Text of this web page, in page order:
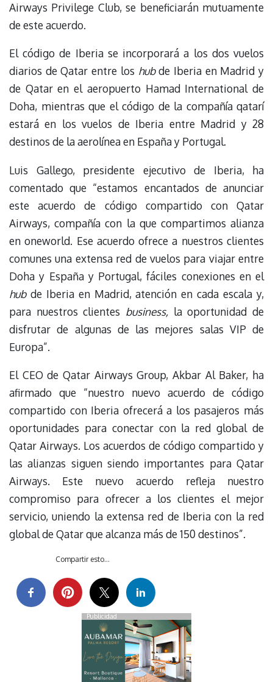
Airways Privilege Club, se beneficiarán mutuamente
de este acuerdo.
El código de Iberia se incorporará a los dos vuelos
diarios de Qatar entre los hubde Iberia en Madrid y
de Qatar en el aeropuerto Hamad International de
Doha, mientras que el código de la compañía qatarí
estará en los vuelos de Iberia entre Madrid y 28
destinos de la aerolínea en España y Portugal.
Luis Gallego, presidente ejecutivo de Iberia, ha
comentado que “estamos encantados de anunciar
este acuerdo de código compartido con Qatar
Airways, compañía con la que compartimos alianza
en oneworld. Ese acuerdo ofrece a nuestros clientes
comunes una extensa red de vuelos para viajar entre
Doha y España y Portugal, fáciles conexiones en el
hubde Iberia en Madrid, atención en cada escala y,
para nuestros clientes business, la oportunidad de
disfrutar de algunas de las mejores salas VIP de
Europa”.
El CEO de Qatar Airways Group, Akbar Al Baker, ha
afirmado que “nuestro nuevo acuerdo de código
compartido con Iberia ofrecerá a los pasajeros más
oportunidades para conectar con la red global de
Qatar Airways. Los acuerdos de código compartido y
las alianzas siguen siendo importantes para Qatar
Airways. Este nuevo acuerdo refleja nuestro
compromiso para ofrecer a los clientes el mejor
servicio, uniendo la extensa red de Iberia con la red
global de Qatar que alcanza más de 150 destinos”.
Compartir esto...
Publicidad